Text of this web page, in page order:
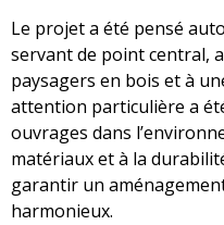
Le projet a été pensé
servant de point central,
paysagers en bois et à
attention particulière a
ouvrages dans
matériaux et à la
garantir un
harmonieux.